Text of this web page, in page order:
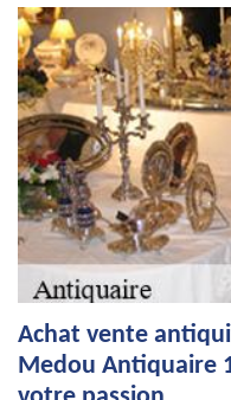
Achat vente
Medou Antiquaire